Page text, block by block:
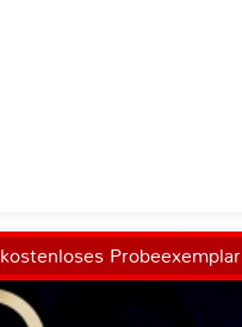
kostenloses Probeexemplar